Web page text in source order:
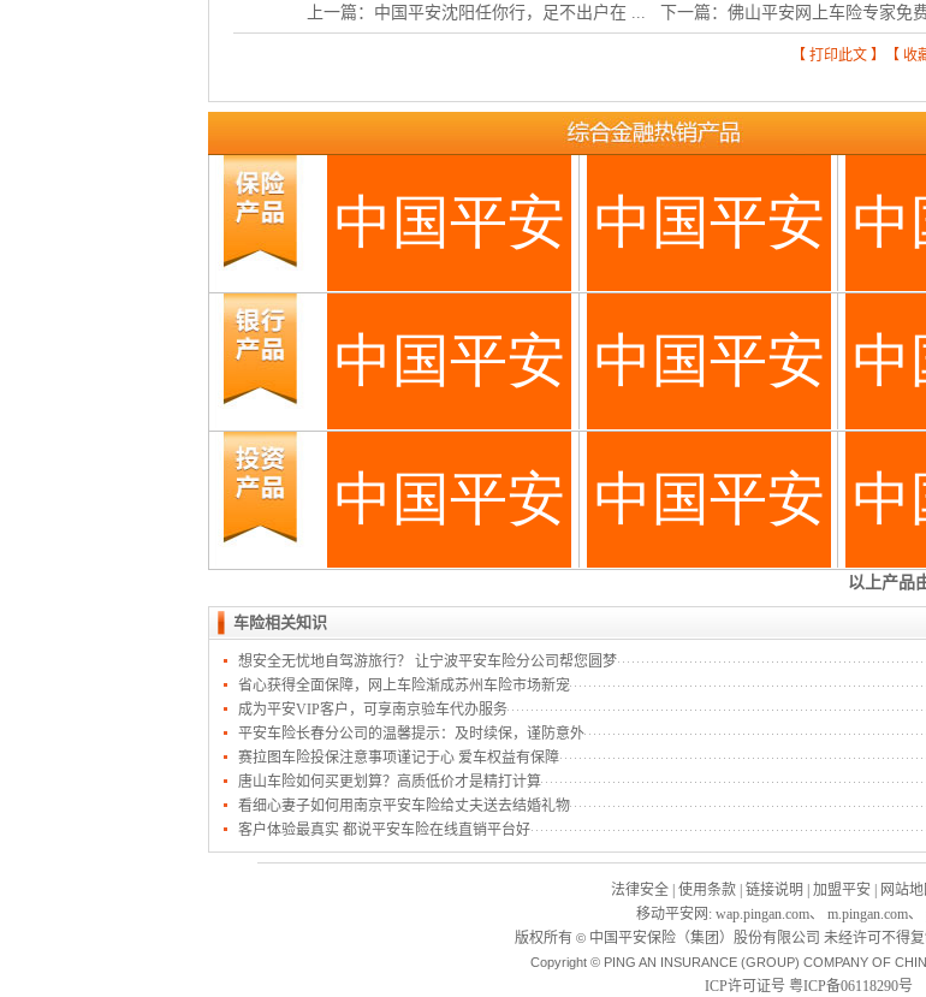
上一篇： 中国平安沈阳任你行，足不出户在 ... 下一篇： 佛山平安网上车险专家免
【 打印此文 】【 收
车险相关知识
想安全无忧地自驾游旅行？ 让宁波平安车险分公司帮您圆梦
省心获得全面保障，网上车险渐成苏州车险市场新宠
成为平安VIP客户，可享南京验车代办服务
平安车险长春分公司的温馨提示：及时续保，谨防意外
赛拉图车险投保注意事项谨记于心 爱车权益有保障
唐山车险如何买更划算？高质低价才是精打计算
看细心妻子如何用南京平安车险给丈夫送去结婚礼物
客户体验最真实 都说平安车险在线直销平台好
法律安全 使用条款 链接说明 加盟平安 网站地
移动平安网 : wap.pingan.com、 m.pingan.com、
版权所有 ©中国平安保险（集团）股份有限公司 未经许可不得
Copyright © PING AN INSURANCE (GROUP) COMPANY OF
ICP许可证号 粤ICP备06118290号